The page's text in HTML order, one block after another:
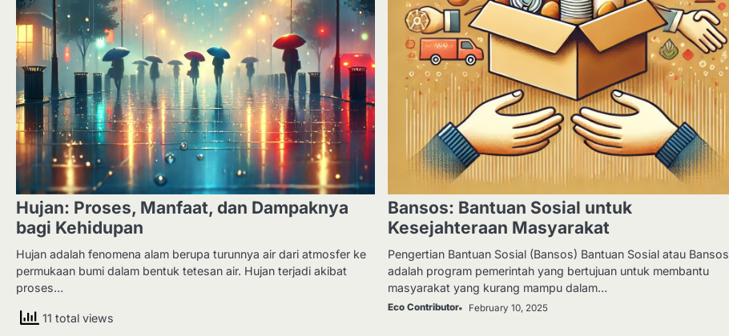
Hujan: Proses, Manfaat, dan Dampaknya
bagi Kehidupan
Hujan adalah fenomena alam berupa turunnya air dari atmosfer ke
permukaan bumi dalam bentuk tetesan air. Hujan terjadi akibat
proses…
11 total views
Bansos: Bantuan Sosial untuk
Kesejahteraan Masyarakat
Pengertian Bantuan Sosial (Bansos) Bantuan Sosial atau Bansos
adalah program pemerintah yang bertujuan untuk membantu
masyarakat yang kurang mampu dalam…
Eco Contributor February 10, 2025